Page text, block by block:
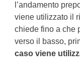
l’andamento
viene utilizzato il
chiede fino a che
verso il basso,
caso viene